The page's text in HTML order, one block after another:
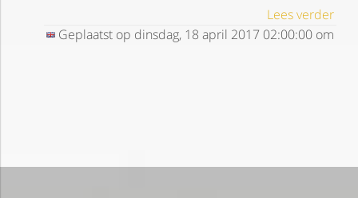
Lees verder
Geplaatst op dinsdag, 18 april 2017 02:00:00om